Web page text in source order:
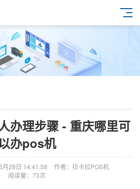
办理步骤 - 重庆哪里可
办pos机
月28日 14:41:58
作者：拉卡拉POS机
阅读量：73次